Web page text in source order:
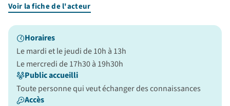
Voir la fiche de l'acteur
Horaires
Le mardi et le jeudi de 10h à 13h
Le mercredi de 17h30 à 19h30h
Public accueilli
Toute personne qui veut échanger des connaissances
Accès